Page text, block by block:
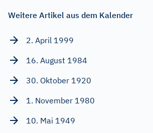
Weitere Artikel aus dem Kalender
2. April 1999
16. August 1984
30. Oktober 1920
1. November 1980
10. Mai 1949